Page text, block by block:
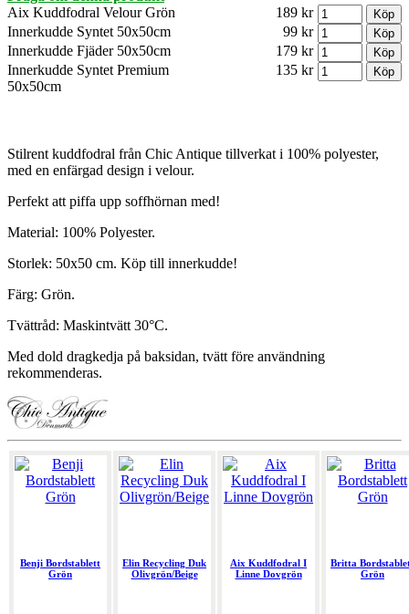
Aix Kuddfodral Velour Grön
189 kr
Innerkudde Syntet 50x50cm
99 kr
Innerkudde Fjäder 50x50cm
179 kr
Innerkudde Syntet Premium
50x50cm
135 kr
Stilrent kuddfodral från Chic Antique tillverkat i 100% polyester,
med en enfärgad design i velour.
Perfekt att piffa upp soffhörnan med!
Material: 100% Polyester.
Storlek: 50x50 cm. Köp till innerkudde!
Färg: Grön.
Tvättråd: Maskintvätt 30°C.
Med dold dragkedja på baksidan, tvätt före användning
rekommenderas.
Benji Bordstablett
Grön
Elin Recycling Duk
Olivgrön/Beige
Aix Kuddfodral I
Linne Dovgrön
Britta
Grön